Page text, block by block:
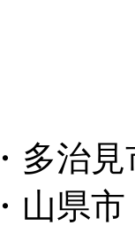
多治
山県